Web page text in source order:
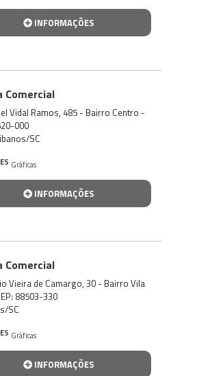
INFORMAÇÕES
Comercial
Vidal Ramos, 485 - Bairro Centro -
000
SC
Gráficas
INFORMAÇÕES
Comercial
Vieira de Camargo, 30 - Bairro Vila
88503-330
SC
Gráficas
INFORMAÇÕES